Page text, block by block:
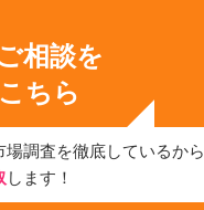
相談を
ちら
場調査を徹底しているから
します！